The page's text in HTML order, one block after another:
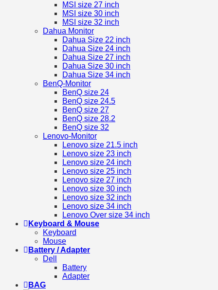
MSI size 27 inch
MSI size 30 inch
MSI size 32 inch
Dahua Monitor
Dahua Size 22 inch
Dahua Size 24 inch
Dahua Size 27 inch
Dahua Size 30 inch
Dahua Size 34 inch
BenQ-Monitor
BenQ size 24
BenQ size 24.5
BenQ size 27
BenQ size 28.2
BenQ size 32
Lenovo-Monitor
Lenovo size 21.5 inch
Lenovo size 23 inch
Lenovo size 24 inch
Lenovo size 25 inch
Lenovo size 27 inch
Lenovo size 30 inch
Lenovo size 32 inch
Lenovo size 34 inch
Lenovo Over size 34 inch
Keyboard & Mouse
Keyboard
Mouse
Battery / Adapter
Dell
Battery
Adapter
BAG